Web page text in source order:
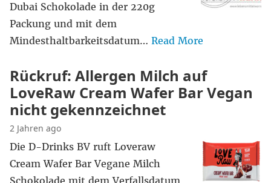
Dubai Schokolade in der 220g
Packung und mit dem
Mindesthaltbarkeitsdatum… Read More
Rückruf: Allergen Milch auf
LoveRaw Cream Wafer Bar Vegan
nicht gekennzeichnet
2 Jahren ago
Die D-Drinks BV ruft Loveraw
Cream Wafer Bar Vegane Milch
Schokolade mit dem Verfallsdatum